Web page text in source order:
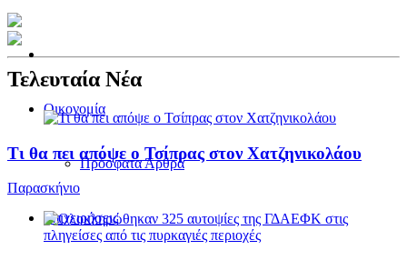
Οικονομία
Πρόσφατα Άρθρα
Επιχειρήσεις
Τελευταία Νέα
Τι θα πει απόψε ο Τσίπρας στον Χατζηνικολάου
Παρασκήνιο